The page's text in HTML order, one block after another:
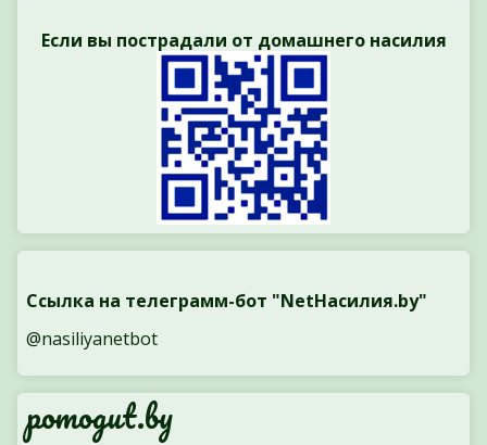
Если вы пострадали от домашнего насилия
Ссылка на телеграмм-бот "NetНасилия.by"
@nasiliyanetbot
pomogut.by